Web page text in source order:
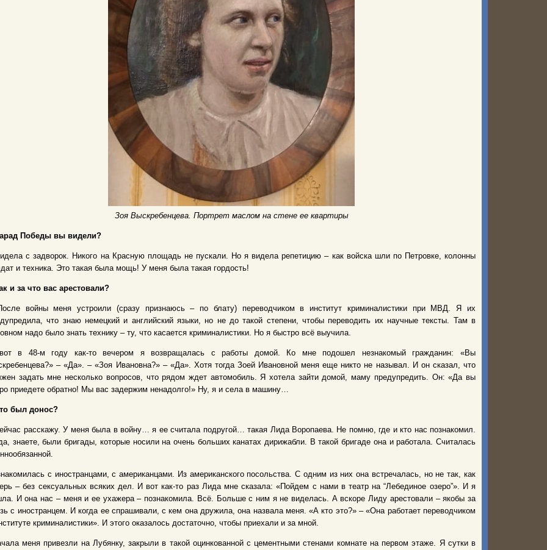
Зоя Выскребенцева. Портрет маслом на стене ее квартиры
Победы вы видели?
с задворок. Никого на Красную площадь не пускали. Но я видела репетицию – как войска шли по Петровке, колонны
и техника. Это такая была мощь! У меня была такая гордость!
и за что вас арестовали?
войны меня устроили (сразу признаюсь – по блату) переводчиком в институт криминалистики при МВД. Я их
что знаю немецкий и английский языки, но не до такой степени, чтобы переводить их научные тексты. Там в
надо было знать технику – ту, что касается криминалистики. Но я быстро всё выучила.
в 48-м году как-то вечером я возвращалась с работы домой. Ко мне подошел незнакомый гражданин: «Вы
– «Да». – «Зоя Ивановна?» – «Да». Хотя тогда Зоей Ивановной меня еще никто не называл. И он сказал, что
задать мне несколько вопросов, что рядом ждет автомобиль. Я хотела зайти домой, маму предупредить. Он: «Да вы
приедете обратно! Мы вас задержим ненадолго!» Ну, я и села в машину…
был донос?
расскажу. У меня была в войну… я ее считала подругой… такая Лида Воропаева. Не помню, где и кто нас познакомил.
знаете, были бригады, которые носили на очень больших канатах дирижабли. В такой бригаде она и работала. Считалась
с иностранцами, с американцами. Из американского посольства. С одним из них она встречалась, но не так, как
– без сексуальных всяких дел. И вот как-то раз Лида мне сказала: «Пойдем с нами в театр на “Лебединое озеро”». И я
И она нас – меня и ее ухажера – познакомила. Всё. Больше с ним я не виделась. А вскоре Лиду арестовали – якобы за
с иностранцем. И когда ее спрашивали, с кем она дружила, она назвала меня. «А кто это?» – «Она работает переводчиком
криминалистики». И этого оказалось достаточно, чтобы приехали и за мной.
меня привезли на Лубянку, закрыли в такой оцинкованной с цементными стенами комнате на первом этаже. Я сутки в